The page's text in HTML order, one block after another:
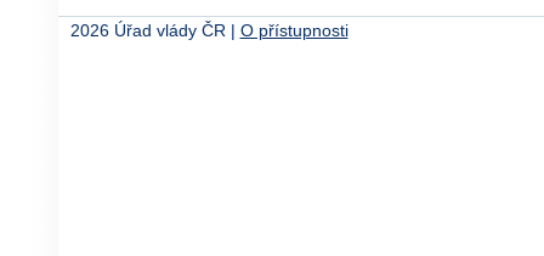
2026 Úřad vlády ČR | O přístupnosti